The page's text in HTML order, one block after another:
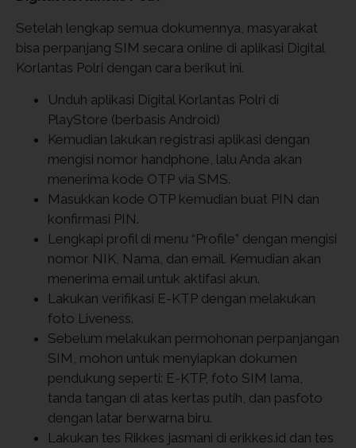
Setelah lengkap semua dokumennya, masyarakat
bisa perpanjang SIM secara online di aplikasi Digital
Korlantas Polri dengan cara berikut ini.
Unduh aplikasi Digital Korlantas Polri di
PlayStore (berbasis Android)
Kemudian lakukan registrasi aplikasi dengan
mengisi nomor handphone, lalu Anda akan
menerima kode OTP via SMS.
Masukkan kode OTP kemudian buat PIN dan
konfirmasi PIN.
Lengkapi profil di menu “Profile” dengan mengisi
nomor NIK, Nama, dan email. Kemudian akan
menerima email untuk aktifasi akun.
Lakukan verifikasi E-KTP dengan melakukan
foto Liveness.
Sebelum melakukan permohonan perpanjangan
SIM, mohon untuk menyiapkan dokumen
pendukung seperti: E-KTP, foto SIM lama,
tanda tangan di atas kertas putih, dan pasfoto
dengan latar berwarna biru.
Lakukan tes Rikkes jasmani di erikkes.id dan tes